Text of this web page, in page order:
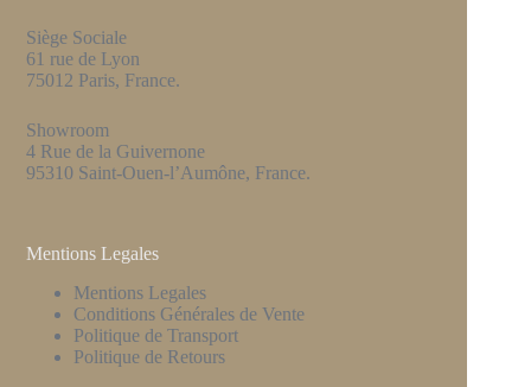
Siège Sociale
61 rue de Lyon
75012 Paris, France.
Showroom
4 Rue de la Guivernone
95310 Saint-Ouen-l’Aumône, France.
Mentions Legales
Mentions Legales
Conditions Générales de Vente
Politique de Transport
Politique de Retours